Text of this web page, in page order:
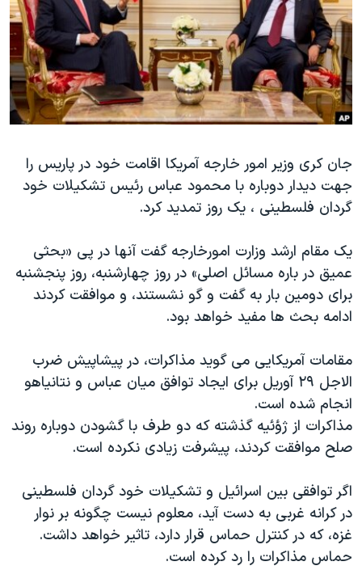
فرهنگ و زندگی
حقوق شهروندی
اقتصادی
علم و فناوری
گالری عکس
آرشیو پخش زنده
مستندها
انتخابات ریاست جمهوری آمریکا ۲۰۲۴
حمله جمهوری اسلامی به اسرائیل
رمز مهسا
اعتراضات زن، زندگی، آزادی
مجموعه مستندهای دادخواهی
تریبونال مردمی آبان ۹۸
دادگاه حمید نوری
چهل سال گروگان‌گیری
قانون شفافیت دارائی کادر رهبری ایران
اسرائیل در جنگ
نرگس محمدی برنده جایزه نوبل صلح
همایش محافظه‌کاران آمریکا «سی‌پک»
صفحه‌های ویژه
دنبال کنید
زبانهای مختلف
جان کری وزیر امور خارجه آمریکا اقامت خود در پاریس را
جهت دیدار دوباره با محمود عباس رئیس تشکیلات خود
گردان فلسطینی ، یک روز تمدید کرد.
یک مقام ارشد وزارت امورخارجه گفت آنها در پی «بحثی
عمیق در باره مسائل اصلی» در روز چهارشنبه، روز پنجشنبه
برای دومین بار به گفت و گو نشستند، و موافقت کردند
ادامه بحث ها مفید خواهد بود.
مقامات آمریکایی می گوید مذاکرات، در پیشاپیش ضرب
الاجل ۲۹ آوریل برای ایجاد توافق میان عباس و نتانیاهو
انجام شده است.
مذاکرات از ژؤئیه گذشته که دو طرف با گشودن دوباره روند
صلح موافقت کردند، پیشرفت زیادی نکرده است.
اگر توافقی بین اسرائیل و تشکیلات خود گردان فلسطینی
در کرانه غربی به دست آید، معلوم نیست چگونه بر نوار
غزه، که در کنترل حماس قرار دارد، تاثیر خواهد داشت.
حماس مذاکرات را رد کرده است.